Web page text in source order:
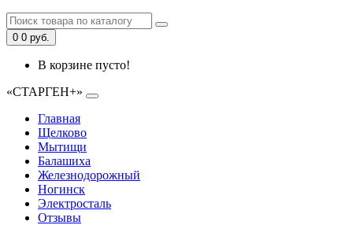
0 0 руб.
В корзине пусто!
«СТАРГЕН+»
Главная
Щелково
Мытищи
Балашиха
Железнодорожный
Ногинск
Электросталь
Отзывы